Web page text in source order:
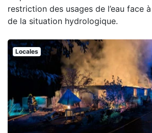
restriction des usages de l’eau face
de la situation hydrologique.
Locales